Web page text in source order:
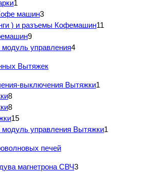
1
машин3
) и разъемы Кофемашин11
9
управления4
Вытяжек
выключения Вытяжки1
8
8
15
управления Вытяжки1
печей
магнетрона СВЧ3